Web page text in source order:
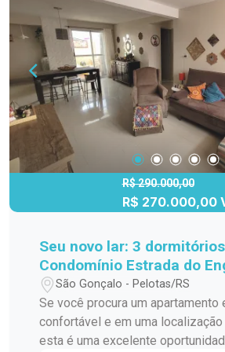
R$ 290.000,00
R$ 270.000,00
Seu novo lar: 3
Condomínio Estrada do
São Gonçalo - Pelotas/RS
Se você procura um apartamento
confortável e em uma
esta é uma excelente oportunidade!